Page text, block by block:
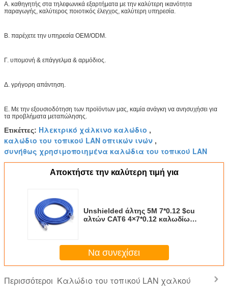
Α. καθηγητής στα τηλεφωνικά εξαρτήματα με την καλύτερη ικανότητα
παραγωγής, καλύτερος ποιοτικός έλεγχος, καλύτερη υπηρεσία.
Β. παρέχετε την υπηρεσία OEM/ODM.
Γ. υπομονή & επάγγελμα & αρμόδιος.
Δ. γρήγορη απάντηση.
Ε. Με την εξουσιοδότηση των προϊόντων μας, καμία ανάγκη να ανησυχήσει για
τα προβλήματα μεταπώλησης.
Ετικέττες: Ηλεκτρικό χάλκινο καλώδιο ,
καλώδιο του τοπικού LAN οπτικών ινών ,
συνήθως χρησιμοποιημένα καλώδια του τοπικού LAN
Αποκτήστε την καλύτερη τιμή για
Unshielded άλτης 5M 7*0.12 $cu
αλτών CAT6 4×7*0.12 καλωδίων
Να συνεχίσει
Περισσότεροι Καλώδιο του τοπικού LAN χαλκού